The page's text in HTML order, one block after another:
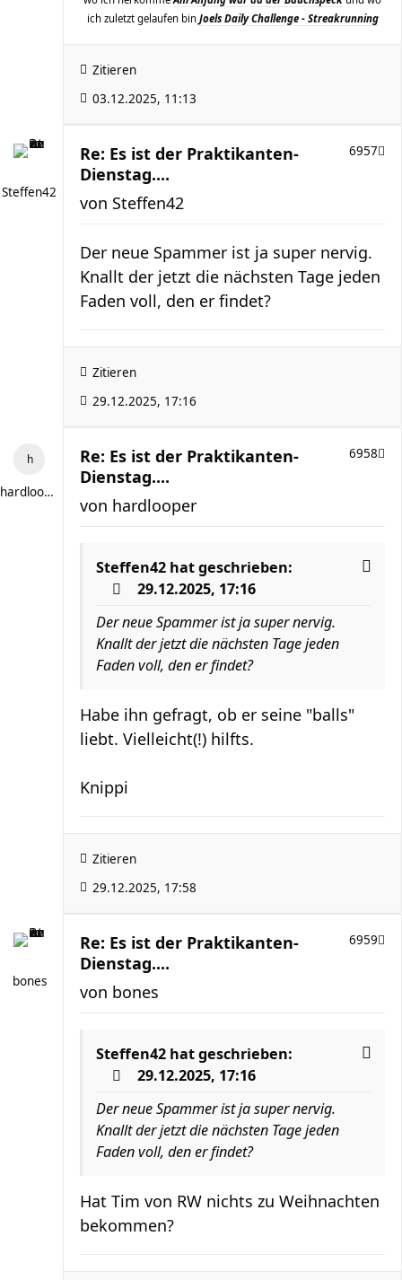
ich zuletzt gelaufen bin Joels Daily Challenge - Streakrunning
Zitieren
03.12.2025, 11:13
Steffen42
Re: Es ist der Praktikanten-
Dienstag....
6957
von Steffen42
Der neue Spammer ist ja super nervig.
Knallt der jetzt die nächsten Tage jeden
Faden voll, den er findet?
Zitieren
29.12.2025, 17:16
hardlooper
Re: Es ist der Praktikanten-
Dienstag....
6958
von hardlooper
Steffen42 hat geschrieben:
29.12.2025, 17:16
Der neue Spammer ist ja super nervig.
Knallt der jetzt die nächsten Tage jeden
Faden voll, den er findet?
Habe ihn gefragt, ob er seine "balls"
liebt. Vielleicht(!) hilfts.
Knippi
Zitieren
29.12.2025, 17:58
bones
Re: Es ist der Praktikanten-
Dienstag....
6959
von bones
Steffen42 hat geschrieben:
29.12.2025, 17:16
Der neue Spammer ist ja super nervig.
Knallt der jetzt die nächsten Tage jeden
Faden voll, den er findet?
Hat Tim von RW nichts zu Weihnachten
bekommen?